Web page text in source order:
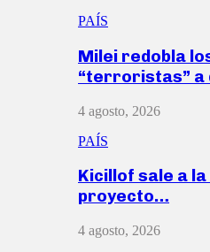
PAÍS
Milei redobla
“terroristas” a
4 agosto, 2026
PAÍS
Kicillof sale a
proyecto…
4 agosto, 2026